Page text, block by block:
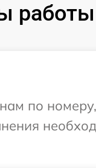
работы
по